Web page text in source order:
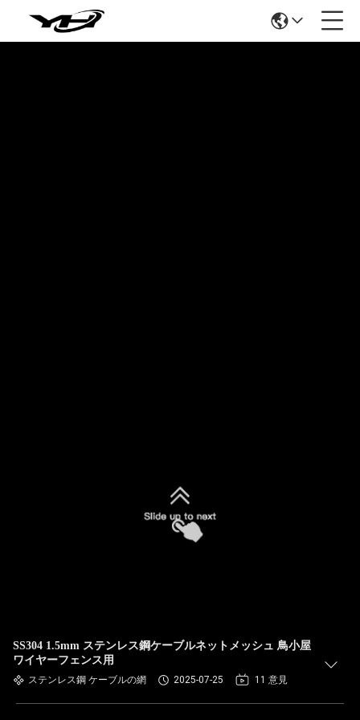
SS304 1.5mm ステンレス鋼ケーブルネットメッシュ 鳥小屋
ワイヤーフェンス用
ステンレス鋼 ケーブルの網 2025-07-25 11 意見